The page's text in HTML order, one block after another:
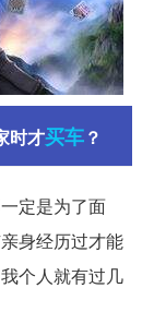
时才买车？
定是为了面
身经历过才能
个人就有过几